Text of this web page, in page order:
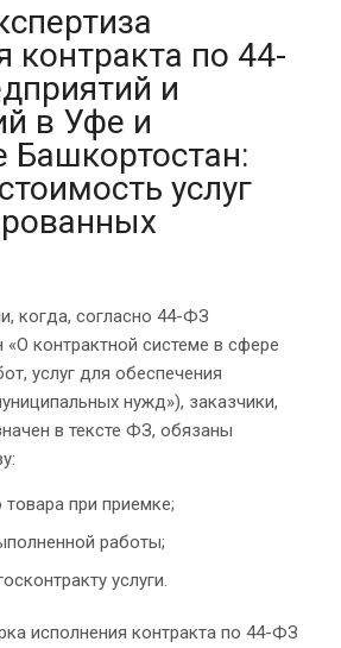
контракта по 44-
и
в Уфе и
Башкортостан:
услуг
когда, согласно 44-ФЗ
контрактной системе в сфере
услуг для обеспечения
нужд»), заказчики,
в тексте ФЗ, обязаны
товара при приемке;
работы;
услуги.
исполнения контракта по 44-ФЗ